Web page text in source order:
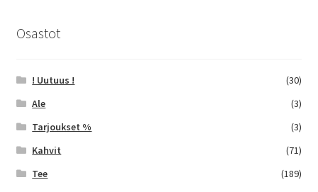
Osastot
! Uutuus !
(30)
Ale
(3)
Tarjoukset %
(3)
Kahvit
(71)
Tee
(189)